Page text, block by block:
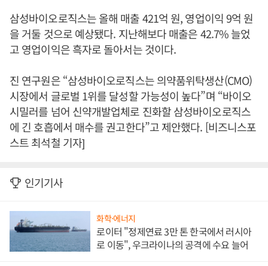
삼성바이오로직스는 올해 매출 421억 원, 영업이익 9억 원
을 거둘 것으로 예상됐다. 지난해보다 매출은 42.7% 늘었
고 영업이익은 흑자로 돌아서는 것이다.
진 연구원은 “삼성바이오로직스는 의약품위탁생산(CMO)
시장에서 글로벌 1위를 달성할 가능성이 높다”며 “바이오
시밀러를 넘어 신약개발업체로 진화할 삼성바이오로직스
에 긴 호흡에서 매수를 권고한다”고 제안했다. [비즈니스포
스트 최석철 기자]
인기기사
화학·에너지
로이터 "정제연료 3만 톤 한국에서 러시아
로 이동", 우크라이나의 공격에 수요 늘어